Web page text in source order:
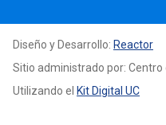
Diseño y Desarrollo: Reactor
Sitio administrado por: Centro
Utilizando el Kit Digital UC